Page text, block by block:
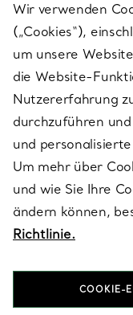
SERVICES
ÜBER TIFFANY & CO.
RECHTLICHE
FOLGEN SIE UNS
Wir verwenden
(„Cookies“),
um unsere
die Website-
Nutzererfahrung
durchzuführen
und
Um mehr über
und wie Sie Ihre
ändern können,
Richtlinie.
COOKIE-